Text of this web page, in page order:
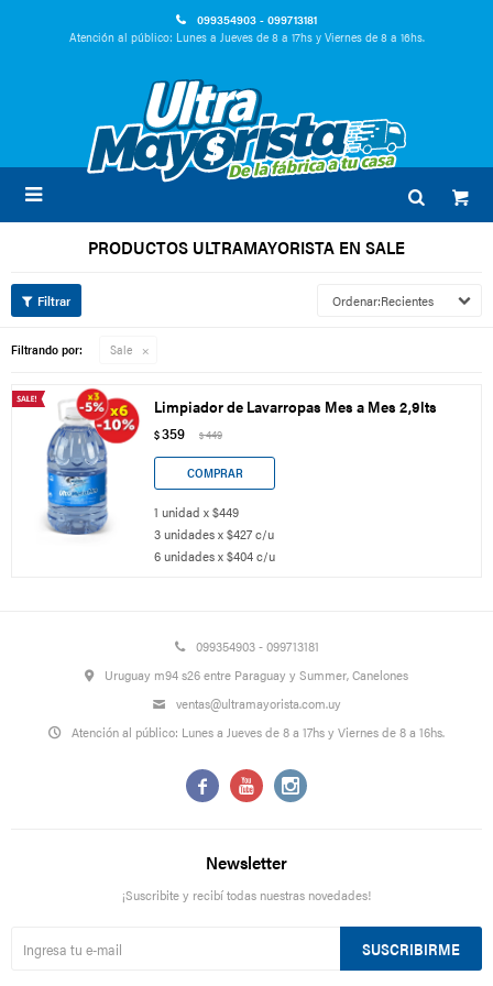
099354903 - 099713181
Atención al público: Lunes a Jueves de 8 a 17hs y Viernes de 8 a 16hs.

PRODUCTOS ULTRAMAYORISTA EN SALE
Recientes
Filtrando por: Sale
Limpiador de Lavarropas Mes a Mes 2,9lts
$359 $449
1 unidad x $449
3 unidades x $427 c/u
6 unidades x $404 c/u
099354903 - 099713181
Uruguay m94 s26 entre Paraguay y Summer, Canelones
ventas@ultramayorista.com.uy
Atención al público: Lunes a Jueves de 8 a 17hs y Viernes de 8 a 16hs.
  
Newsletter
¡Suscribite y recibí todas nuestras novedades!
SUSCRIBIRME